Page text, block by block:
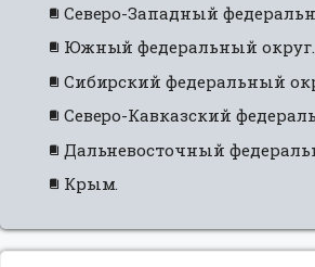
Северо-Западный
Южный федеральный округ.
Сибирский федеральный
Северо-Кавказский
Дальневосточный
Крым.